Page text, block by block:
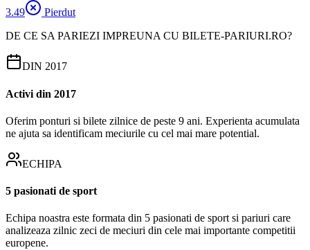
3.49
Pierdut
DE CE SA PARIEZI IMPREUNA CU BILETE-PARIURI.RO?
DIN 2017
Activi din 2017
Oferim ponturi si bilete zilnice de peste 9 ani. Experienta acumulata
ne ajuta sa identificam meciurile cu cel mai mare potential.
ECHIPA
5 pasionati de sport
Echipa noastra este formata din 5 pasionati de sport si pariuri care
analizeaza zilnic zeci de meciuri din cele mai importante competitii
europene.